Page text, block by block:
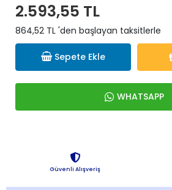
2.593,55 TL
864,52 TL 'den başlayan taksitlerle
Sepete Ekle
WHATSAPP
Güvenli Alışveriş